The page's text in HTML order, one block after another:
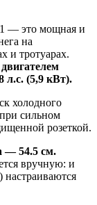
— это мощная и
на
и тротуарах.
л.с. (5,9 кВт).
холодного
сильном
розеткой.
— 54.5 см.
вручную: и
настраиваются